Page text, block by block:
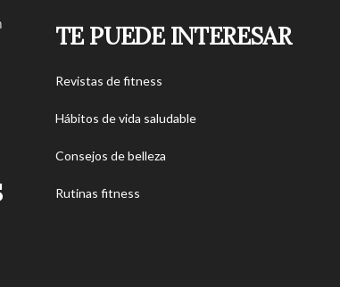
TE PUEDE INTERESAR
Revistas de fitness
Hábitos de vida saludable
Consejos de belleza
Rutinas fitness